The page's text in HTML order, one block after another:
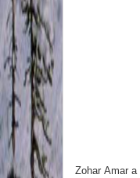
Zohar Amar